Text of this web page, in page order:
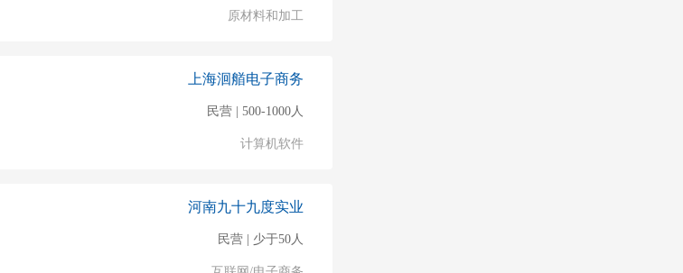
原材料和加工
上海洄艏电子商务
民营 | 500-1000人
计算机软件
河南九十九度实业
民营 | 少于50人